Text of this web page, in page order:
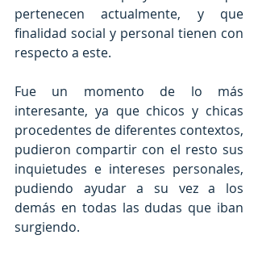
pertenecen actualmente, y que
finalidad social y personal tienen con
respecto a este.
Fue un momento de lo más
interesante, ya que chicos y chicas
procedentes de diferentes contextos,
pudieron compartir con el resto sus
inquietudes e intereses personales,
pudiendo ayudar a su vez a los
demás en todas las dudas que iban
surgiendo.